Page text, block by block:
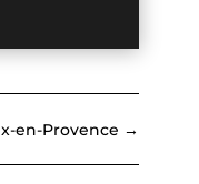
en-Provence →